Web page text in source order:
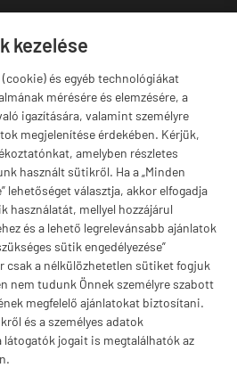
kezelése
és egyéb technológiákat
mérésére és elemzésére, a
igazítására, valamint személyre
megjelenítése érdekében. Kérjük,
amelyben részletes
használt sütikről. Ha a „Minden
lehetőséget választja, akkor elfogadja
használatát, mellyel hozzájárul
és a lehető legrelevánsabb ajánlatok
sütik engedélyezése”
csak a nélkülözhetetlen sütiket fogjuk
nem tudunk Önnek személyre szabott
megfelelő ajánlatokat biztosítani.
és a személyes adatok
látogatók jogait is megtalálhatók az